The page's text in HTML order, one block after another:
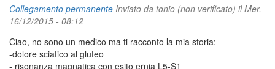
Collegamento permanente Inviato da tonio (non verificato) il Mer,
16/12/2015 - 08:12
Ciao, no sono un medico ma ti racconto la mia storia:
-dolore sciatico al gluteo
- risonanza magnatica con esito ernia L5-S1